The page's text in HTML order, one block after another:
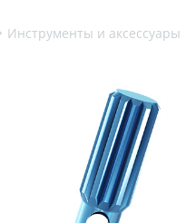
Инструменты и аксессуары